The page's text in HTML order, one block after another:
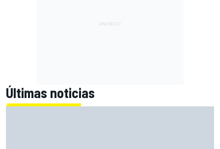
Últimas noticias